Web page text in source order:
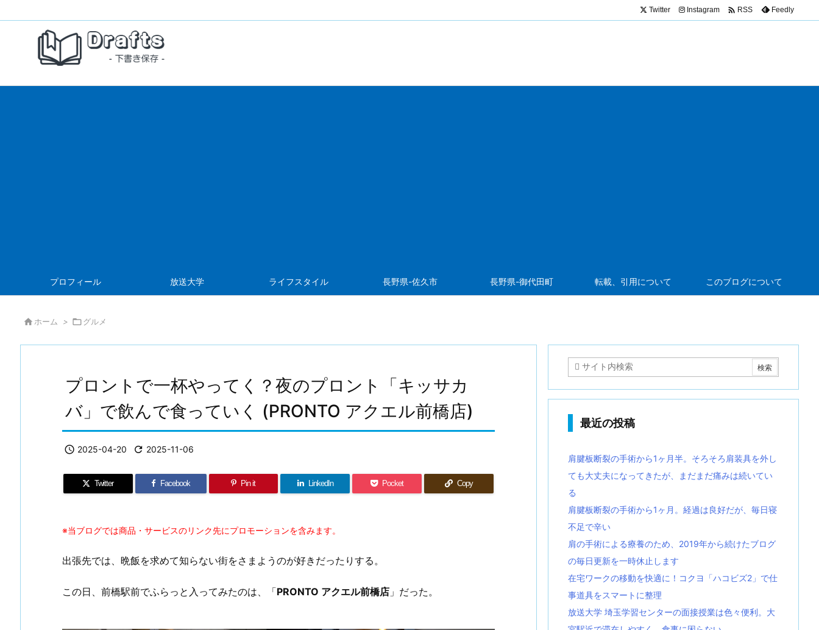
プロフィール 放送大学 ライフスタイル 長野県-佐久市 長野県-御代田町 転載、引用について このブログについて
Twitter Instagram  RSS Feedly
 ホーム > グルメ
プロントで一杯やってく？夜のプロント「キッサカ
バ」で飲んで食っていく (PRONTO アクエル前橋店)
 2025-04-20  2025-11-06
Twitter Facebook Pin it LinkedIn Pocket Copy
※当ブログでは商品・サービスのリンク先にプロモーションを含みます。
出張先では、晩飯を求めて知らない街をさまようのが好きだったりする。
この日、前橋駅前でふらっと入ってみたのは、「PRONTO アクエル前橋店 」だった。
最近の投稿
肩腱板断裂の手術から1ヶ月半。そろそろ肩装具を外し
ても大丈夫になってきたが、まだまだ痛みは続いてい
る
肩腱板断裂の手術から1ヶ月。経過は良好だが、毎日寝
不足で辛い
肩の手術による療養のため、2019年から続けたブログ
の毎日更新を一時休止します
在宅ワークの移動を快適に！コクヨ「ハコビズ2」で仕
事道具をスマートに整理
放送大学 埼玉学習センターの面接授業は色々便利。大